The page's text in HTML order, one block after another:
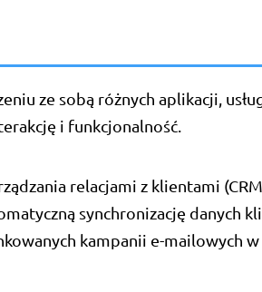
ze sobą różnych aplikacji,
i funkcjonalność.
relacjami z klientami
synchronizację danych
kampanii e-mailowych